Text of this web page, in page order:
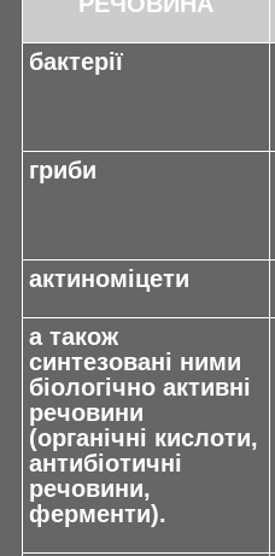
бактерії
гриби
актиноміцети
а також
синтезовані ними
біологічно активні
речовини
(органічні кислоти,
антибіотичні
речовини,
ферменти).